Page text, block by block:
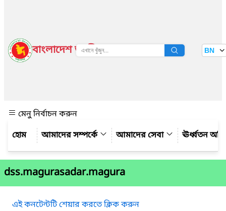
বাংলাদেশ জাতীয় তথ্য বাতায়ন BN
মেনু নির্বাচন করুন
আমাদের সম্পর্কে
আমাদের সেবা ঊর্ধ্বতন
dss.magurasadar.magura
এই কনটেন্টটি শেয়ার করতে ক্লিক করুন